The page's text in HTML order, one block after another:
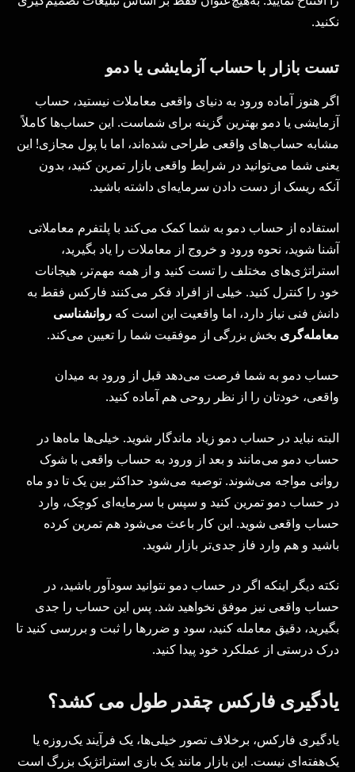
نکنید.
تست بازار با حساب آزمایشی یا دمو
اگر هنوز آماده ورود به دنیای واقعی معاملات نیستید، حساب
آزمایشی یا دمو بهترین گزینه برای شماست. این حساب‌ها کاملاً
مشابه حساب‌های واقعی طراحی شده‌اند، اما با پول مجازی! این
یعنی شما می‌توانید در شرایط واقعی بازار تمرین کنید، بدون
آنکه ریسک از دست دادن سرمایه‌ای داشته باشید.
استفاده از حساب دمو به شما کمک می‌کند با پلتفرم معاملاتی
آشنا شوید، نحوه ورود و خروج از معاملات را یاد بگیرید،
استراتژی‌های مختلف را تست کنید و از همه مهم‌تر، هیجانات
خود را کنترل کنید. خیلی از افراد فکر می‌کنند فارکس فقط به
دانش فنی نیاز دارد، اما واقعیت این است که روانشناسی
معامله‌گری بخش بزرگی از موفقیت شما را تعیین می‌کند.
حساب دمو به شما فرصت می‌دهد قبل از ورود به میدان
واقعی، خودتان را از نظر روحی هم آماده کنید.
البته نباید در حساب دمو زیاد ماندگار شوید. خیلی‌ها ماه‌ها در
حساب دمو می‌مانند و بعد از ورود به حساب واقعی با شوک
روانی مواجه می‌شوند. توصیه می‌شود حداکثر بین یک تا دو ماه
در حساب دمو تمرین کنید و سپس با سرمایه‌ای کوچک، وارد
حساب واقعی شوید. این کار باعث می‌شود هم تمرین کرده
باشید و هم وارد فاز جدی‌تر بازار شوید.
نکته دیگر اینکه اگر در حساب دمو نتوانید سودآور باشید، در
حساب واقعی نیز موفق نخواهید شد. پس این حساب را جدی
بگیرید، دقیق معامله کنید، سود و ضررها را ثبت و بررسی کنید تا
درک درستی از عملکرد خود پیدا کنید.
یادگیری فارکس چقدر طول می کشد؟
یادگیری فارکس، برخلاف تصور خیلی‌ها، یک فرآیند یک‌روزه یا
یک‌هفته‌ای نیست. این بازار مانند یک بازی استراتژیک بزرگ است